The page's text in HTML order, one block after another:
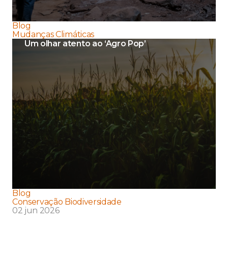
Blog
Mudanças Climáticas
Um olhar atento ao ‘Agro Pop’
Blog
Conservação Biodiversidade
02 jun 2026